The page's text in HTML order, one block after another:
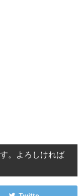
。よろしければ